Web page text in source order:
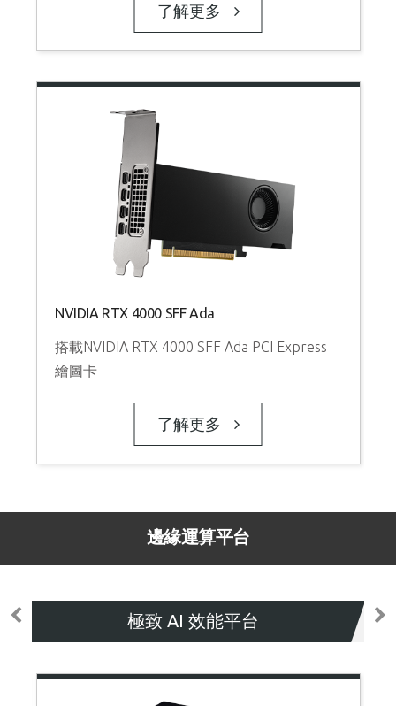
了解更多
NVIDIA RTX 4000 SFF Ada
搭載NVIDIA RTX 4000 SFF Ada PCI Express
繪圖卡
了解更多
邊緣運算平台
極致 AI 效能平台